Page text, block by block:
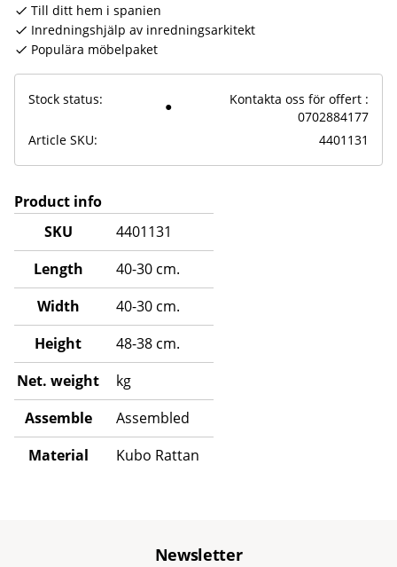
Till ditt hem i spanien
Inredningshjälp av inredningsarkitekt
Populära möbelpaket
Stock status
Kontakta oss för offert :
0702884177
Article SKU
4401131
Product info
SKU
4401131
Length
40-30 cm.
Width
40-30 cm.
Height
48-38 cm.
Net. weight
kg
Assemble
Assembled
Material
Kubo Rattan
Newsletter